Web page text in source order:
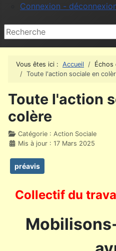
Connexion -
Rechercher
Vous êtes ici : Accueil Échos
Toute l'action sociale en
Toute l'action
colère
DétailsCatégorie : Action Sociale
Mis à jour : 17 Mars 2025
préavis
Collectif du